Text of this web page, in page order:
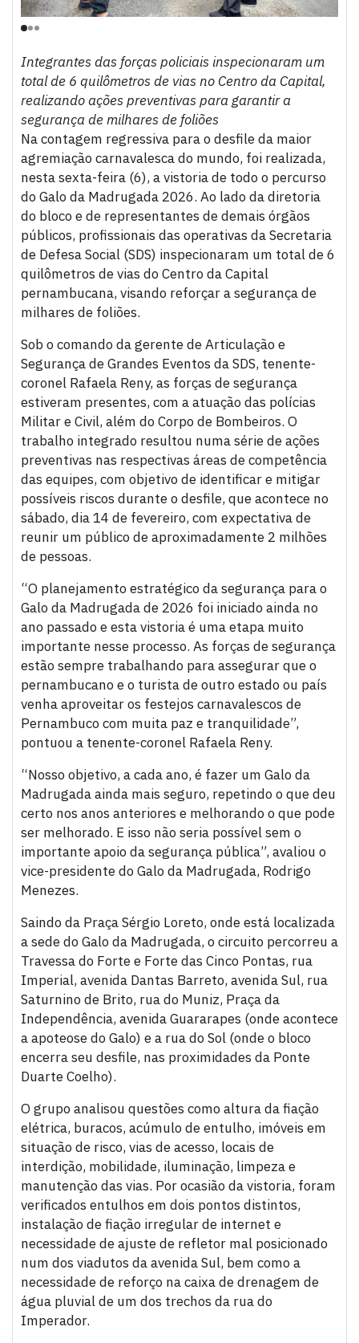
Integrantes das forças policiais inspecionaram um
total de 6 quilômetros de vias no Centro da Capital,
realizando ações preventivas para garantir a
segurança de milhares de foliões
Na contagem regressiva para o desfile da maior
agremiação carnavalesca do mundo, foi realizada,
nesta sexta-feira (6), a vistoria de todo o percurso
do Galo da Madrugada 2026. Ao lado da diretoria
do bloco e de representantes de demais órgãos
públicos, profissionais das operativas da Secretaria
de Defesa Social (SDS) inspecionaram um total de 6
quilômetros de vias do Centro da Capital
pernambucana, visando reforçar a segurança de
milhares de foliões.
Sob o comando da gerente de Articulação e
Segurança de Grandes Eventos da SDS, tenente-
coronel Rafaela Reny, as forças de segurança
estiveram presentes, com a atuação das polícias
Militar e Civil, além do Corpo de Bombeiros. O
trabalho integrado resultou numa série de ações
preventivas nas respectivas áreas de competência
das equipes, com objetivo de identificar e mitigar
possíveis riscos durante o desfile, que acontece no
sábado, dia 14 de fevereiro, com expectativa de
reunir um público de aproximadamente 2 milhões
de pessoas.
“O planejamento estratégico da segurança para o
Galo da Madrugada de 2026 foi iniciado ainda no
ano passado e esta vistoria é uma etapa muito
importante nesse processo. As forças de segurança
estão sempre trabalhando para assegurar que o
pernambucano e o turista de outro estado ou país
venha aproveitar os festejos carnavalescos de
Pernambuco com muita paz e tranquilidade”,
pontuou a tenente-coronel Rafaela Reny.
“Nosso objetivo, a cada ano, é fazer um Galo da
Madrugada ainda mais seguro, repetindo o que deu
certo nos anos anteriores e melhorando o que pode
ser melhorado. E isso não seria possível sem o
importante apoio da segurança pública”, avaliou o
vice-presidente do Galo da Madrugada, Rodrigo
Menezes.
Saindo da Praça Sérgio Loreto, onde está localizada
a sede do Galo da Madrugada, o circuito percorreu a
Travessa do Forte e Forte das Cinco Pontas, rua
Imperial, avenida Dantas Barreto, avenida Sul, rua
Saturnino de Brito, rua do Muniz, Praça da
Independência, avenida Guararapes (onde acontece
a apoteose do Galo) e a rua do Sol (onde o bloco
encerra seu desfile, nas proximidades da Ponte
Duarte Coelho).
O grupo analisou questões como altura da fiação
elétrica, buracos, acúmulo de entulho, imóveis em
situação de risco, vias de acesso, locais de
interdição, mobilidade, iluminação, limpeza e
manutenção das vias. Por ocasião da vistoria, foram
verificados entulhos em dois pontos distintos,
instalação de fiação irregular de internet e
necessidade de ajuste de refletor mal posicionado
num dos viadutos da avenida Sul, bem como a
necessidade de reforço na caixa de drenagem de
água pluvial de um dos trechos da rua do
Imperador.